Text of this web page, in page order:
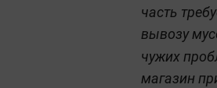
часть
вывозу
чужих
магазин